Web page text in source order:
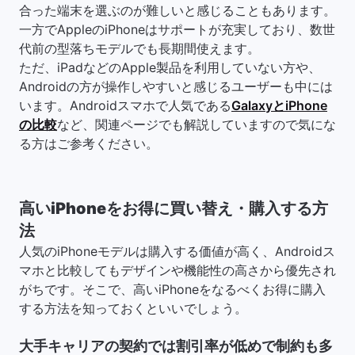
合った端末を選ぶのが難しいと感じることもあります。
一方でAppleのiPhoneはサポートが充実しており、数世
代前の型落ちモデルでも長期間使えます。
ただ、iPadなどのApple製品を利用していない方や、
Androidの方が操作しやすいと感じるユーザーも中には
います。Androidスマホで人気であるGalaxyとiPhone
の比較など、関連ページでも解説していますので気にな
る方はご参考ください。
高いiPhoneをお得に買い替え・購入する方
法
人気のiPhoneモデルは購入する価値が高く、Androidス
マホと比較してもデザインや機能性の高さから優先され
がちです。そこで、高いiPhoneをなるべくお得に購入
する方法を知っておくといいでしょう。
大手キャリアの契約では割引率が低めで制約も多